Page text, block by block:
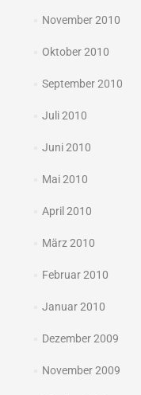
November 2010
Oktober 2010
September 2010
Juli 2010
Juni 2010
Mai 2010
April 2010
März 2010
Februar 2010
Januar 2010
Dezember 2009
November 2009